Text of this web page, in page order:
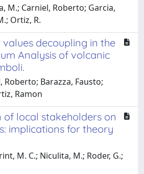
M.; Carniel, Roberto; Garcia,
Ortiz, R.
decoupling in the
Analysis of volcanic
Roberto; Barazza, Fausto;
Ramon
of local stakeholders on
implications for theory
M. C.; Niculita, M.; Roder, G.;